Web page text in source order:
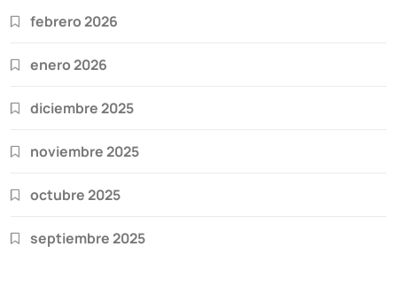
febrero 2026
enero 2026
diciembre 2025
noviembre 2025
octubre 2025
septiembre 2025